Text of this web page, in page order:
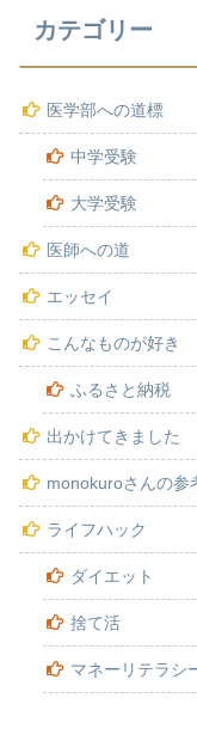
カテゴリー
医学部への道標
中学受験
大学受験
医師への道
エッセイ
こんなものが好き
ふるさと納税
出かけてきました
monokuroさんの参
ライフハック
ダイエット
捨て活
マネーリテラシ